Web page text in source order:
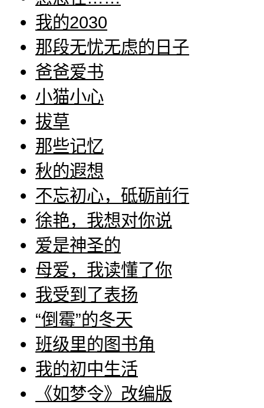
我的2030
那段无忧无虑的日子
爸爸爱书
小猫小心
拔草
那些记忆
秋的遐想
不忘初心，砥砺前行
徐艳，我想对你说
爱是神圣的
母爱，我读懂了你
我受到了表扬
“倒霉”的冬天
班级里的图书角
我的初中生活
《如梦令》改编版